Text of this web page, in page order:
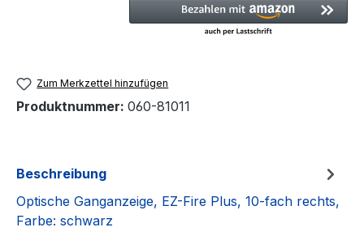
Zum Merkzettel hinzufügen
Produktnummer: 060-81011
Beschreibung
Optische Ganganzeige, EZ-Fire Plus, 10-fach rechts,
Farbe: schwarz